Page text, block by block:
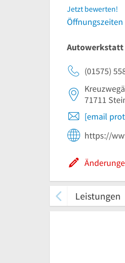
Jetzt bewerten!
Autowerkstatt
(01575)
71711
[email
https://
Leistungen